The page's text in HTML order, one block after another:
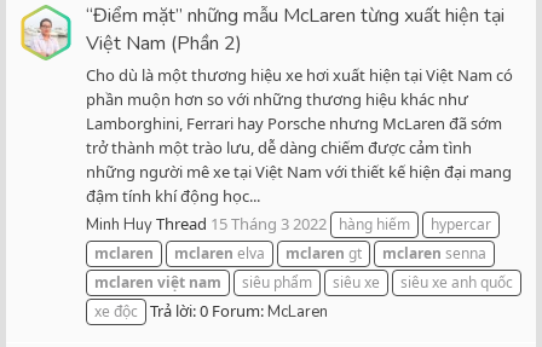
“Điểm mặt” những mẫu McLaren từng xuất hiện tại
Việt Nam (Phần 2)
Cho dù là một thương hiệu xe hơi xuất hiện tại Việt Nam có
phần muộn hơn so với những thương hiệu khác như
Lamborghini, Ferrari hay Porsche nhưng McLaren đã sớm
trở thành một trào lưu, dễ dàng chiếm được cảm tình
những người mê xe tại Việt Nam với thiết kế hiện đại mang
đậm tính khí động học...
Minh HuyThread 15 Tháng 3 2022 hàng hiếm
hypercar
mclaren
mclaren elva mclaren gt mclaren senna
mclaren việt nam siêu phẩm siêu xe
siêu xe anh quốc
xe độc
Trả lời: 0 Forum:McLaren